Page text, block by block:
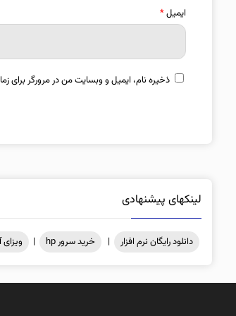
ایمیل*
ذخیره نام، ایمیل و وبسایت من در مرورگر برای
لینکهای پیشنهادی
دانلود رایگان نرم افزار | خرید سرور hp | ویزای